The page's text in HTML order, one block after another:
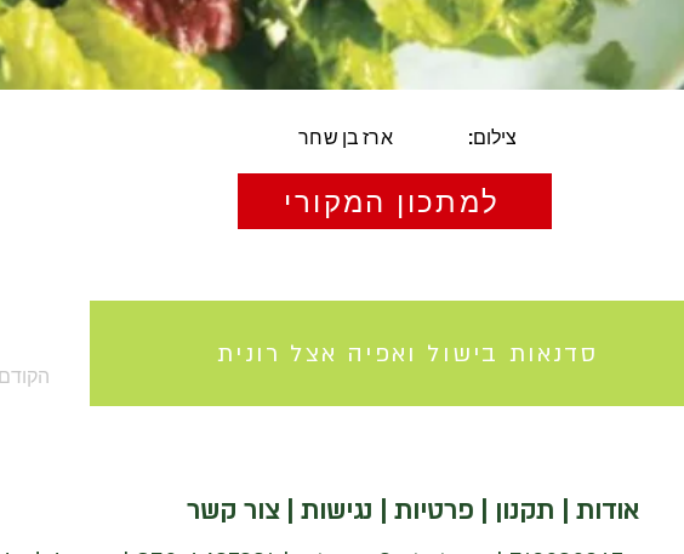
ארז בן שחר צילום:
למתכון המקורי
הקודם
סדנאות בישול ואפיה אצל רונית
אודות תקנון |פרטיות נגישות |צור קשר